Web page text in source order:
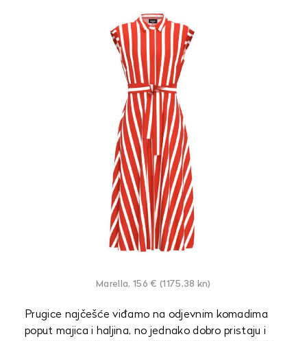
Marella, 156 € (1175,38 kn)
Prugice najčešće viđamo na odjevnim komadima
poput majica i haljina, no jednako dobro pristaju i